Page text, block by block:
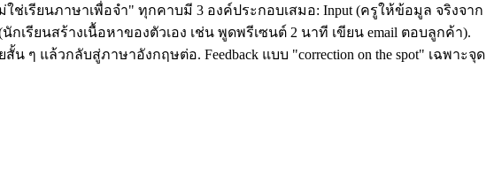
ม่ใช่เรียนภาษาเพื่อจำ" ทุกคาบมี 3 องค์ประกอบเสมอ: Input (ครูให้ข้อมูล จริงจาก
เรียนสร้างเนื้อหาของตัวเอง เช่น พูดพรีเซนต์ 2 นาที เขียน email ตอบลูกค้า).
แล้วกลับสู่ภาษาอังกฤษต่อ. Feedback แบบ "correction on the spot" เฉพาะจุด